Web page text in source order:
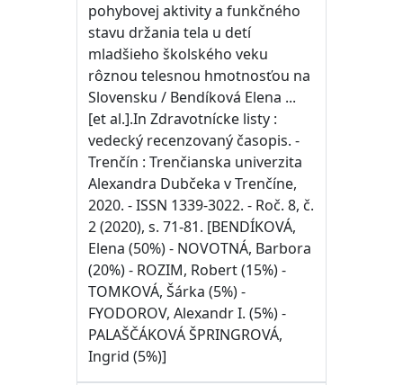
pohybovej aktivity a funkčného
stavu držania tela u detí
mladšieho školského veku
rôznou telesnou hmotnosťou na
Slovensku / Bendíková Elena ...
[et al.].In Zdravotnícke listy :
vedecký recenzovaný časopis. -
Trenčín : Trenčianska univerzita
Alexandra Dubčeka v Trenčíne,
2020. - ISSN 1339-3022. - Roč. 8, č.
2 (2020), s. 71-81. [BENDÍKOVÁ,
Elena (50%) - NOVOTNÁ, Barbora
(20%) - ROZIM, Robert (15%) -
TOMKOVÁ, Šárka (5%) -
FYODOROV, Alexandr I. (5%) -
PALAŠČÁKOVÁ ŠPRINGROVÁ,
Ingrid (5%)]